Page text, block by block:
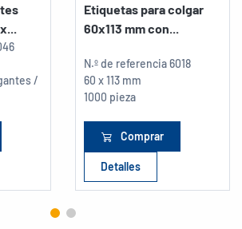
/
Etiquetas para colgar
60x113 mm con...
N.º de referencia6018
60 x 113 mm
1000 pieza
Comprar
Detalles